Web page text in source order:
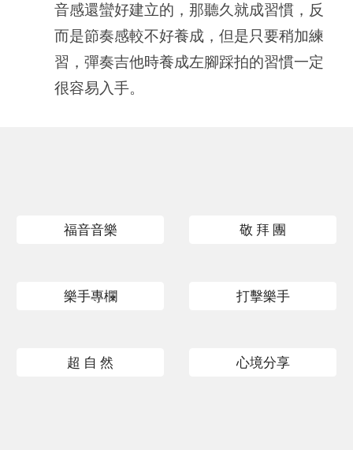
音感還蠻好建立的，那聽久就成習慣，反
而是節奏感較不好養成，但是只要稍加練
習，彈奏吉他時養成左腳踩拍的習慣一定
很容易入手。
福音音樂 敬 拜 團
樂手專欄 打擊樂手
超 自 然 心境分享